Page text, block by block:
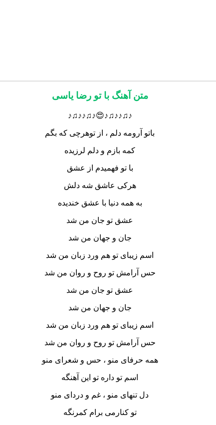
متن آهنگ با تو رضا یاسی
♪♫♪♪♫♪😍♪♫♪♪♫♪
باتو‌ آرومه دلم ، از تو‌هرچی‌ که بگم
کمه بازم و دلم لرزیده
با تو فهمیدم از عشق
هرکی عاشق شه دلش
به همه دنیا با عشق خندیده
عشق تو جان من شد
جان و جهان من شد
اسم زیبای تو‌ هم ورد زبان من شد
حس آرامش تو روح و روان من شد
عشق تو جان من شد
جان و جهان من شد
اسم زیبای تو‌ هم ورد زبان من شد
حس آرامش تو روح و روان من شد
همه حرفای منو ، حس و شعرای منو
اسم تو‌ داره تو این آهنگه
دل تنهای منو ، غم و دردای منو
تو کنارمی برام کمرنگه